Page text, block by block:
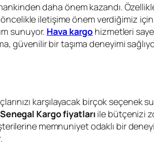
daha önem kazandı.
iletişime önem verdiğimiz
sunuyor. Hava kargo hizmetleri
güvenilir bir taşıma deneyimi
karşılayacak birçok seçenek
Senegal Kargo fiyatları ile bütçenizi
memnuniyet odaklı bir